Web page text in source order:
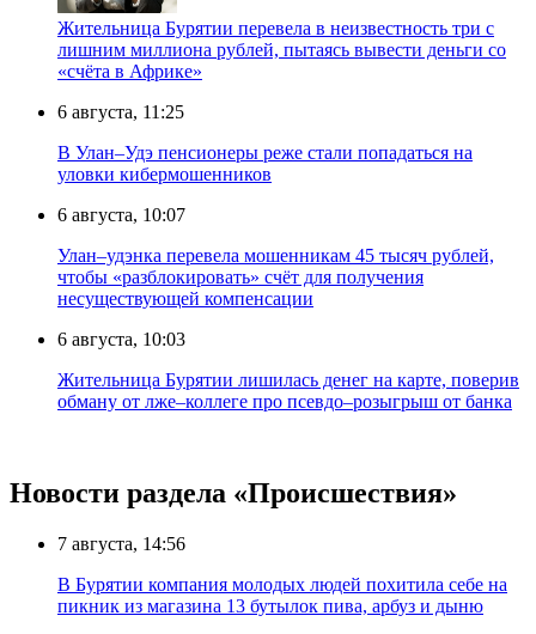
Жительница Бурятии перевела в неизвестность три с
лишним миллиона рублей, пытаясь вывести деньги со
«счёта в Африке»
6 августа, 11:25
В Улан–Удэ пенсионеры реже стали попадаться на
уловки кибермошенников
6 августа, 10:07
Улан–удэнка перевела мошенникам 45 тысяч рублей,
чтобы «разблокировать» счёт для получения
несуществующей компенсации
6 августа, 10:03
Жительница Бурятии лишилась денег на карте, поверив
обману от лже–коллеге про псевдо–розыгрыш от банка
Новости раздела «Происшествия»
7 августа, 14:56
В Бурятии компания молодых людей похитила себе на
пикник из магазина 13 бутылок пива, арбуз и дыню